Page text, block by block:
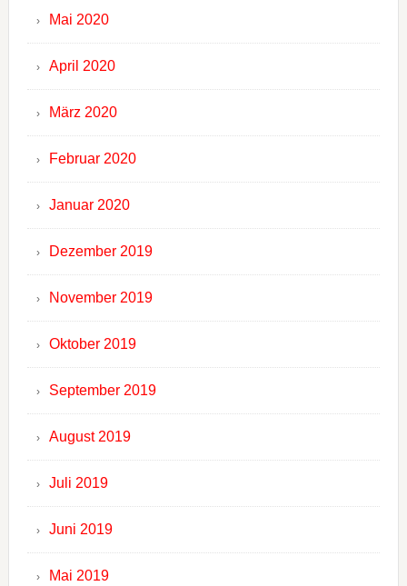
Mai 2020
April 2020
März 2020
Februar 2020
Januar 2020
Dezember 2019
November 2019
Oktober 2019
September 2019
August 2019
Juli 2019
Juni 2019
Mai 2019